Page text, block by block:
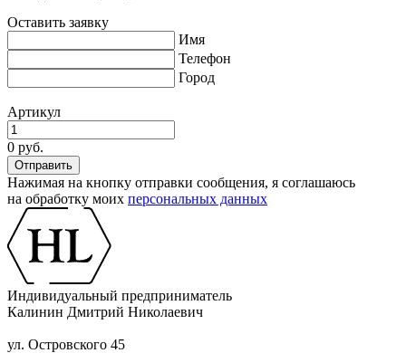
Оставить заявку
Имя
Телефон
Город
Артикул
0 руб.
Нажимая на кнопку отправки сообщения, я соглашаюсь
на обработку моих персональных данных
Индивидуальный предприниматель
Калинин Дмитрий Николаевич
ул. Островского 45